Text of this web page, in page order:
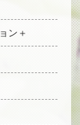
ン＋